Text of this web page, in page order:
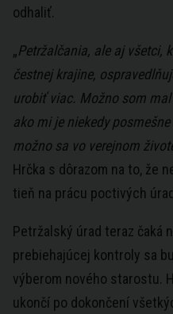
odhaliť.
„Petržalčania, ale aj všetci,
čestnej krajine,
urobiť viac. Možno som
ako mi je niekedy
možno sa vo verejnom
Hrčka s dôrazom na to, že
tieň na prácu poctivých
Petržalský úrad teraz čaká
prebiehajúcej kontroly sa
výberom nového starostu.
ukončí po dokončení